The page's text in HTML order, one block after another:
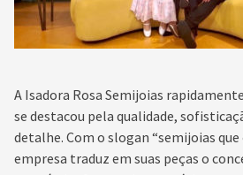
A Isadora Rosa Semijoias
se destacou pela qualidade,
detalhe. Com o slogan “semijoias que
empresa traduz em suas peças o